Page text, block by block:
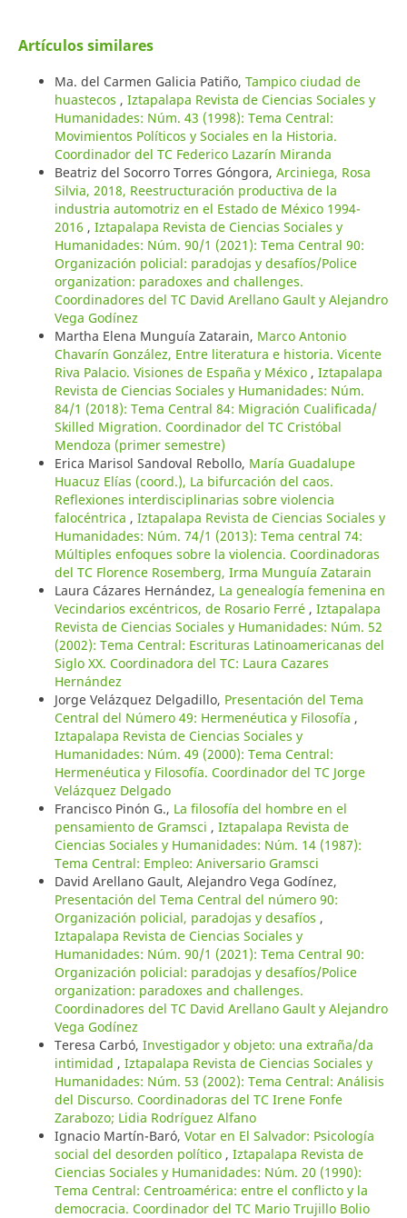
Artículos similares
Ma. del Carmen Galicia Patiño, Tampico ciudad de
huastecos , Iztapalapa Revista de Ciencias Sociales y
Humanidades: Núm. 43 (1998): Tema Central:
Movimientos Políticos y Sociales en la Historia.
Coordinador del TC Federico Lazarín Miranda
Beatriz del Socorro Torres Góngora, Arciniega, Rosa
Silvia, 2018, Reestructuración productiva de la
industria automotriz en el Estado de México 1994-
2016 , Iztapalapa Revista de Ciencias Sociales y
Humanidades: Núm. 90/1 (2021): Tema Central 90:
Organización policial: paradojas y desafíos/Police
organization: paradoxes and challenges.
Coordinadores del TC David Arellano Gault y Alejandro
Vega Godínez
Martha Elena Munguía Zatarain, Marco Antonio
Chavarín González, Entre literatura e historia. Vicente
Riva Palacio. Visiones de España y México , Iztapalapa
Revista de Ciencias Sociales y Humanidades: Núm.
84/1 (2018): Tema Central 84: Migración Cualificada/
Skilled Migration. Coordinador del TC Cristóbal
Mendoza (primer semestre)
Erica Marisol Sandoval Rebollo, María Guadalupe
Huacuz Elías (coord.), La bifurcación del caos.
Reflexiones interdisciplinarias sobre violencia
falocéntrica , Iztapalapa Revista de Ciencias Sociales y
Humanidades: Núm. 74/1 (2013): Tema central 74:
Múltiples enfoques sobre la violencia. Coordinadoras
del TC Florence Rosemberg, Irma Munguía Zatarain
Laura Cázares Hernández, La genealogía femenina en
Vecindarios excéntricos, de Rosario Ferré , Iztapalapa
Revista de Ciencias Sociales y Humanidades: Núm. 52
(2002): Tema Central: Escrituras Latinoamericanas del
Siglo XX. Coordinadora del TC: Laura Cazares
Hernández
Jorge Velázquez Delgadillo, Presentación del Tema
Central del Número 49: Hermenéutica y Filosofía ,
Iztapalapa Revista de Ciencias Sociales y
Humanidades: Núm. 49 (2000): Tema Central:
Hermenéutica y Filosofía. Coordinador del TC Jorge
Velázquez Delgado
Francisco Pinón G., La filosofía del hombre en el
pensamiento de Gramsci , Iztapalapa Revista de
Ciencias Sociales y Humanidades: Núm. 14 (1987):
Tema Central: Empleo: Aniversario Gramsci
David Arellano Gault, Alejandro Vega Godínez,
Presentación del Tema Central del número 90:
Organización policial, paradojas y desafíos ,
Iztapalapa Revista de Ciencias Sociales y
Humanidades: Núm. 90/1 (2021): Tema Central 90:
Organización policial: paradojas y desafíos/Police
organization: paradoxes and challenges.
Coordinadores del TC David Arellano Gault y Alejandro
Vega Godínez
Teresa Carbó, Investigador y objeto: una extraña/da
intimidad , Iztapalapa Revista de Ciencias Sociales y
Humanidades: Núm. 53 (2002): Tema Central: Análisis
del Discurso. Coordinadoras del TC Irene Fonfe
Zarabozo; Lidia Rodríguez Alfano
Ignacio Martín-Baró, Votar en El Salvador: Psicología
social del desorden político , Iztapalapa Revista de
Ciencias Sociales y Humanidades: Núm. 20 (1990):
Tema Central: Centroamérica: entre el conflicto y la
democracia. Coordinador del TC Mario Trujillo Bolio